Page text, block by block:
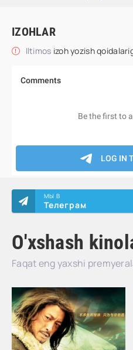
IZOHLAR
Iltimos izoh yozish
O'xshash
Faqat eng yaxshi
МЫ В
Телеграм